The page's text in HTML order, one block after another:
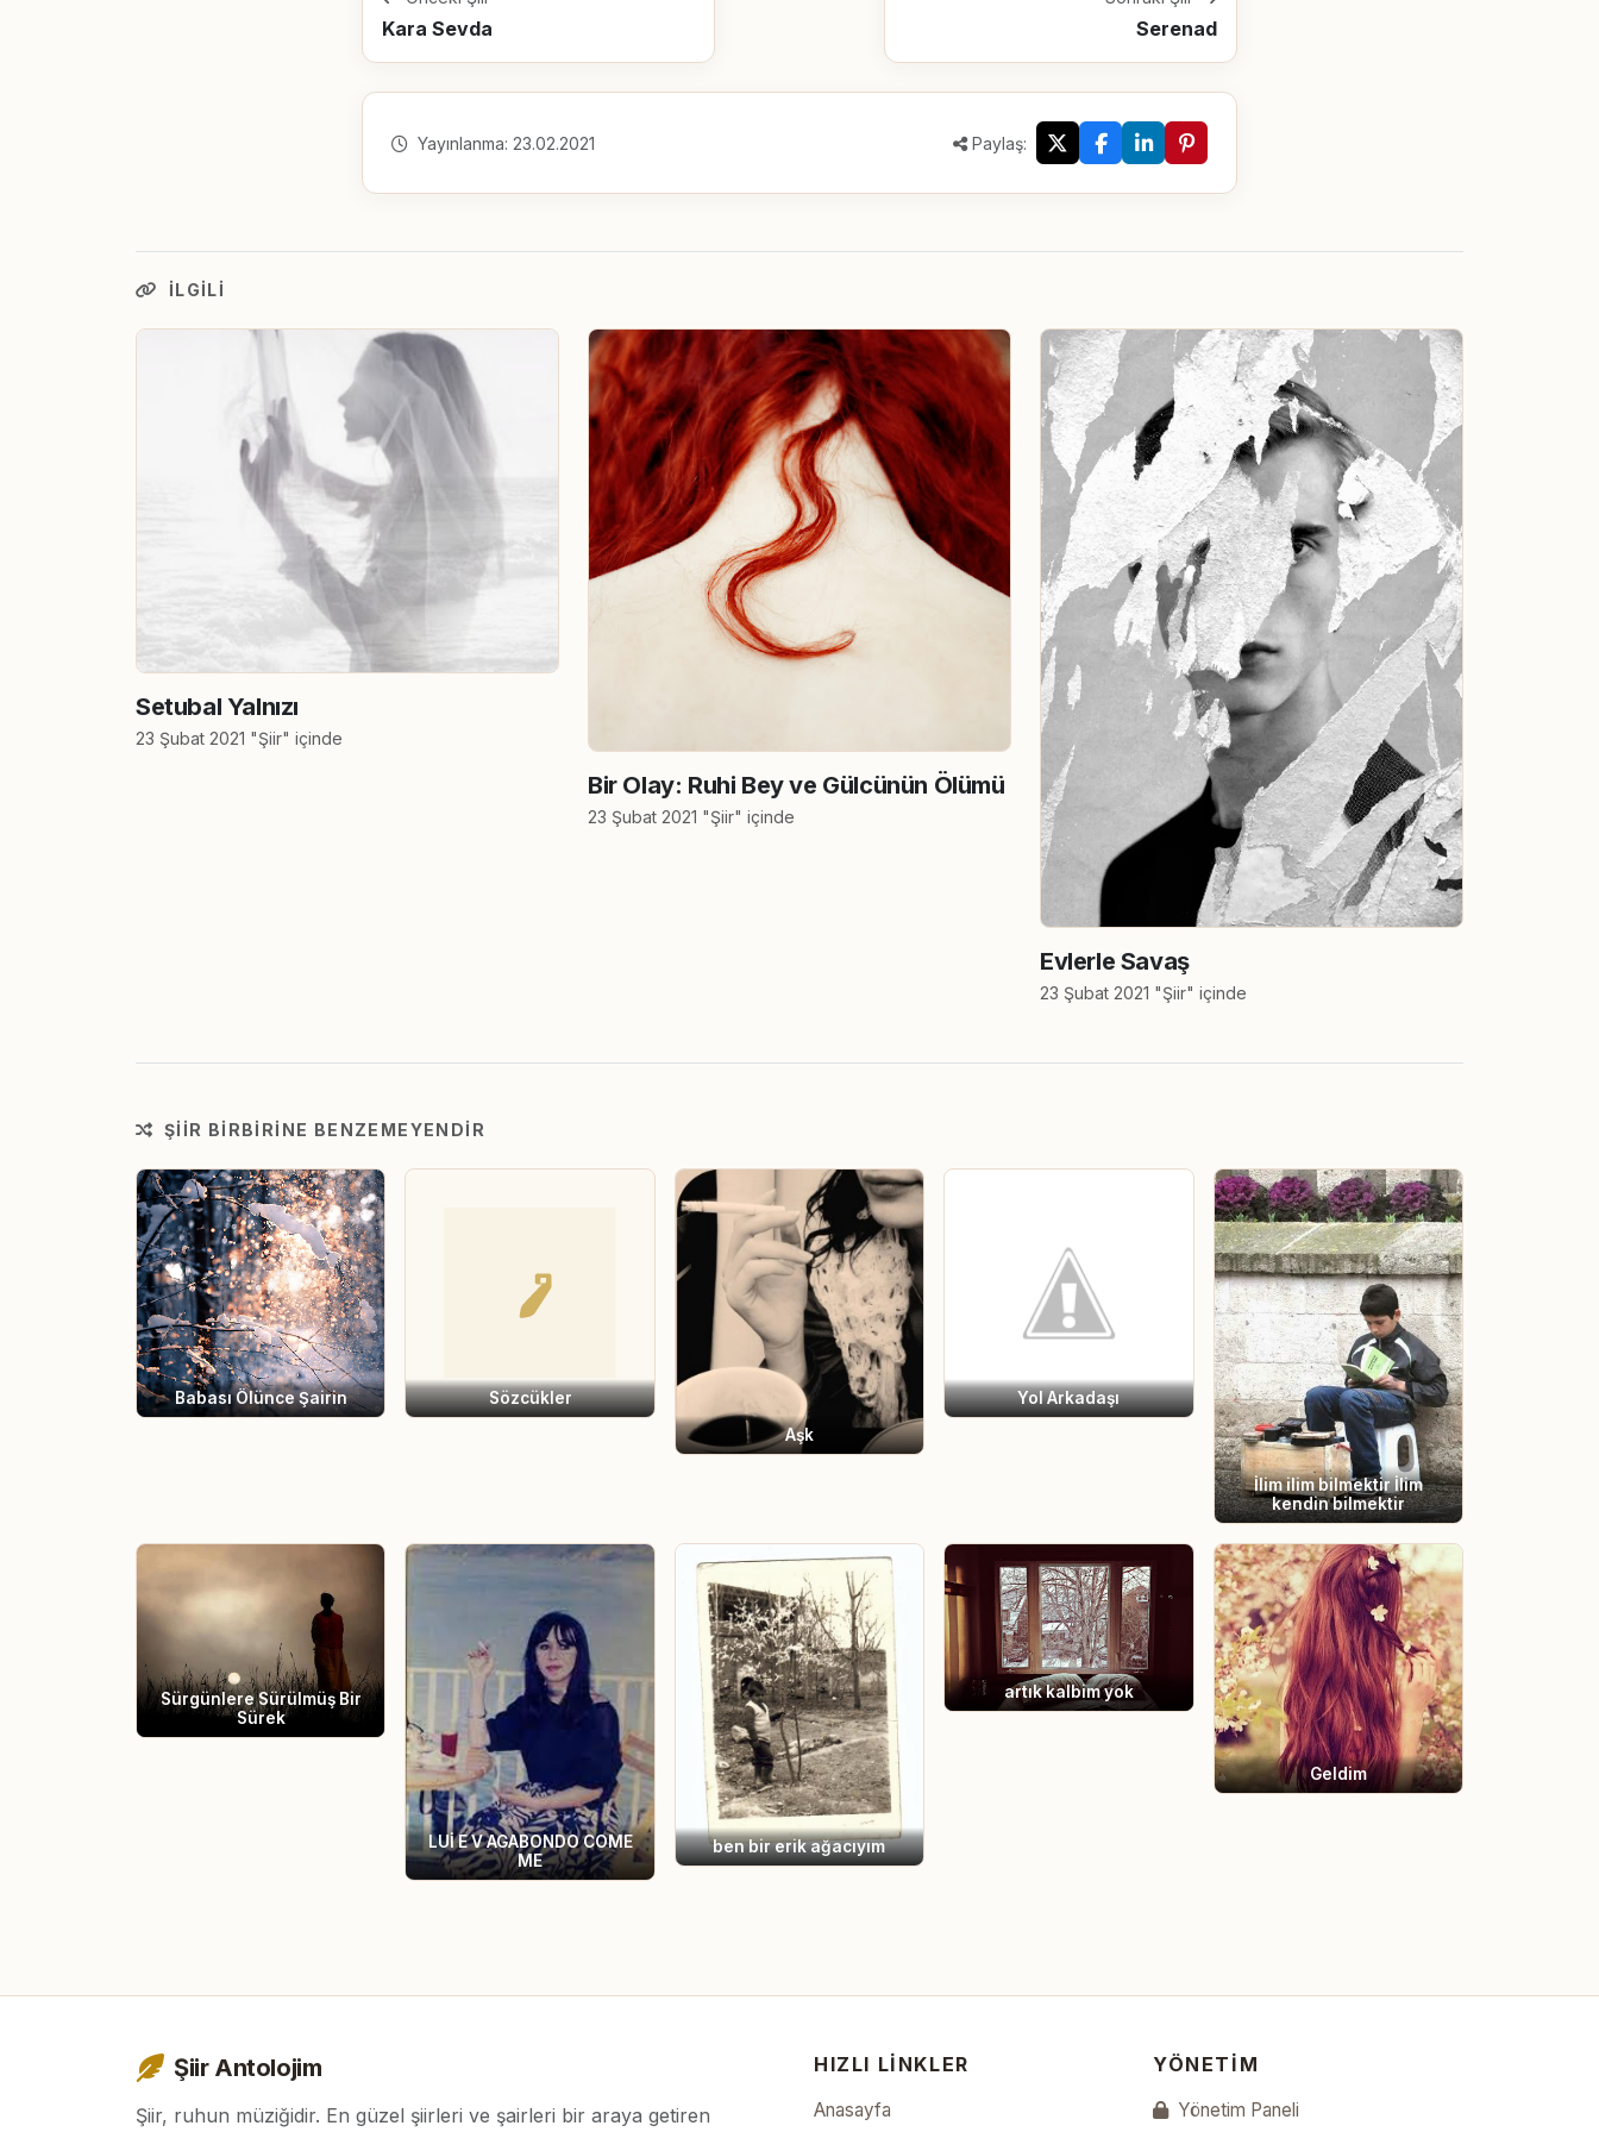
Kara Sevda Serenad
Yayınlanma: 23.02.2021 Paylaş:
İLGILI
Setubal Yalnızı
23 Şubat 2021 "Şiir" içinde
Bir Olay: Ruhi Bey ve Gülcünün Ölümü
23 Şubat 2021 "Şiir" içinde
Evlerle Savaş
23 Şubat 2021 "Şiir" içinde
ŞIIR BIRBIRINE BENZEMEYENDIR
Babası Ölünce Şairin
Sözcükler
Aşk
Yol Arkadaşı
İlim ilim bilmektir İlim
kendin bilmektir
Sürgünlere Sürülmüş Bir
Sürek
LUİ E V AGABONDO COME
ME
ben bir erik ağacıyım
artık kalbim yok
Geldim
Şiir Antolojim
Şiir, ruhun müziğidir. En güzel şiirleri ve şairleri bir araya getiren
HIZLI LINKLER
Anasayfa
YÖNETIM
Yönetim Paneli